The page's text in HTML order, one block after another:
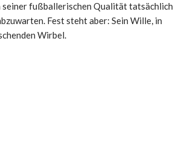
fußballerischen Qualität tatsächlich
Fest steht aber: Sein Wille, in
Wirbel.